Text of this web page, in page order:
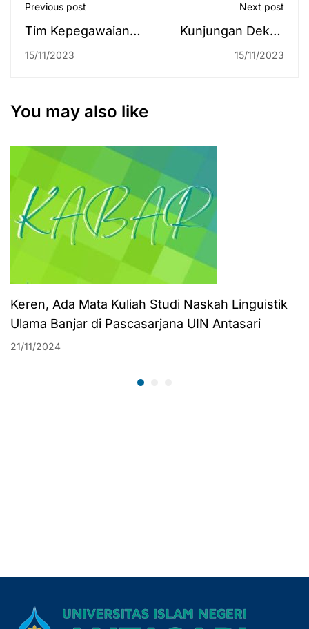
Previous post
Tim Kepegawaian
UIN Antasari,
15/11/2023
Next post
Kunjungan Dekan
Fakultas Hukum
15/11/2023
You may also like
Keren, Ada Mata Kuliah Studi Naskah Linguistik
Ulama Banjar di Pascasarjana UIN Antasari
21/11/2024